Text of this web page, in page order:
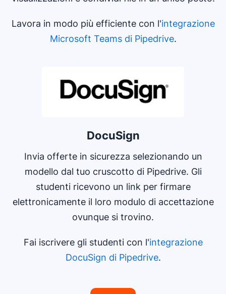
Lavora in modo più efficiente con l'integrazione
Microsoft Teams di Pipedrive.
DocuSign
Invia offerte in sicurezza selezionando un
modello dal tuo cruscotto di Pipedrive. Gli
studenti ricevono un link per firmare
elettronicamente il loro modulo di accettazione
ovunque si trovino.
Fai iscrivere gli studenti con l'integrazione
DocuSign di Pipedrive.